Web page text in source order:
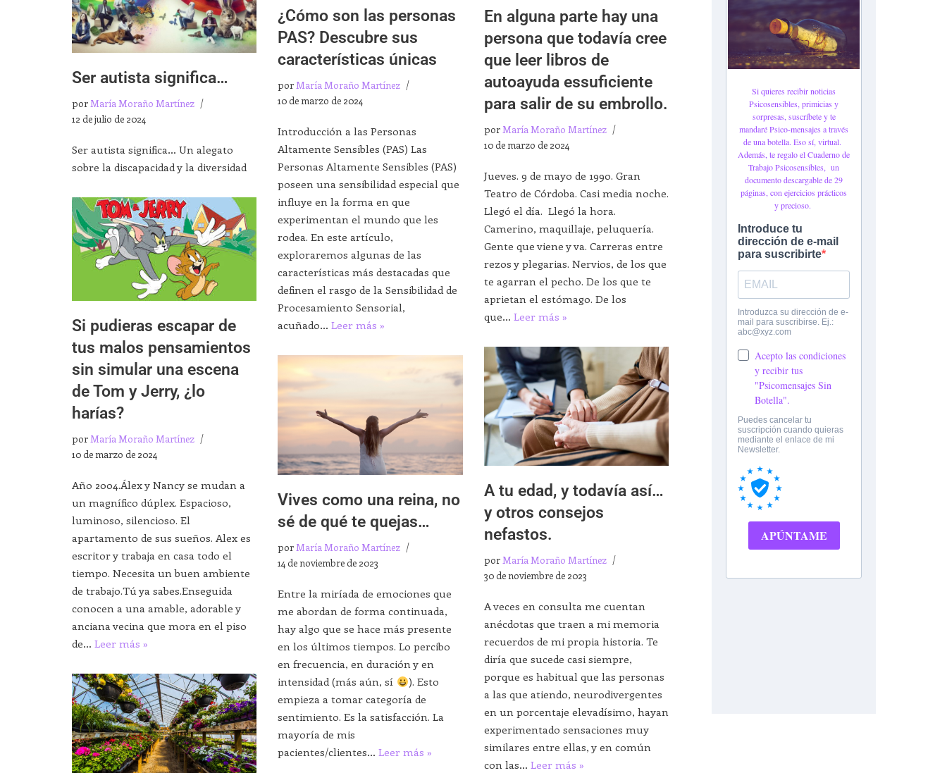
Ser autista significa…
porMaría Moraño Martínez
12 de julio de 2024
Ser autista significa… Un alegato
sobre la discapacidad y la diversidad
¿Cómo son las personas
PAS? Descubre sus
características únicas
porMaría Moraño Martínez
10 de marzo de 2024
Introducción a las Personas
Altamente Sensibles (PAS) Las
Personas Altamente Sensibles (PAS)
poseen una sensibilidad especial que
influye en la forma en que
experimentan el mundo que les
rodea. En este artículo,
exploraremos algunas de las
características más destacadas que
definen el rasgo de la Sensibilidad de
Procesamiento Sensorial,
acuñado…Leer más »
En alguna parte hay una
persona que todavía cree
que leer libros de
autoayuda essuficiente
para salir de su embrollo.
por María Moraño Martínez
10 de marzo de 2024
Jueves. 9 de mayo de 1990. Gran
Teatro de Córdoba. Casi media noche.
Llegó el día. Llegó la hora.
Camerino, maquillaje, peluquería.
Gente que viene y va. Carreras entre
rezos y plegarias. Nervios, de los que
te agarran el pecho. De los que te
aprietan el estómago. De los
que… Leer más »
Si pudieras escapar de
tus malos pensamientos
sin simular una escena
de Tom y Jerry, ¿lo
harías?
porMaría Moraño Martínez
10 de marzo de 2024
Año 2004.Álex y Nancy se mudan a
un magnífico dúplex. Espacioso,
luminoso, silencioso. El
apartamento de sus sueños. Alex es
escritor y trabaja en casa todo el
tiempo. Necesita un buen ambiente
de trabajo.Tú ya sabes.Enseguida
conocen a una amable, adorable y
anciana vecina que mora en el piso
de… Leer más »
A tu edad, y todavía así…
y otros consejos
nefastos.
porMaría Moraño Martínez
30 de noviembre de 2023
A veces en consulta me cuentan
anécdotas que traen a mi memoria
recuerdos de mi propia historia. Te
diría que sucede casi siempre,
porque es habitual que las personas
a las que atiendo, neurodivergentes
en un porcentaje elevadísimo, hayan
experimentado sensaciones muy
similares entre ellas, y en común
con las… Leer más »
Vives como una reina, no
sé de qué te quejas…
porMaría Moraño Martínez
14 de noviembre de 2023
Entre la miríada de emociones que
me abordan de forma continuada,
hay algo que se hace más presente
en los últimos tiempos. Lo percibo
en frecuencia, en duración y en
intensidad (más aún, sí
). Esto
empieza a tomar categoría de
sentimiento. Es la satisfacción. La
mayoría de mis
pacientes/clientes…Leer más »